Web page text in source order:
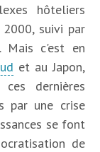
hôteliers
suivi par
Mais c'est en
et au Japon,
ces dernières
par une crise
se font
de